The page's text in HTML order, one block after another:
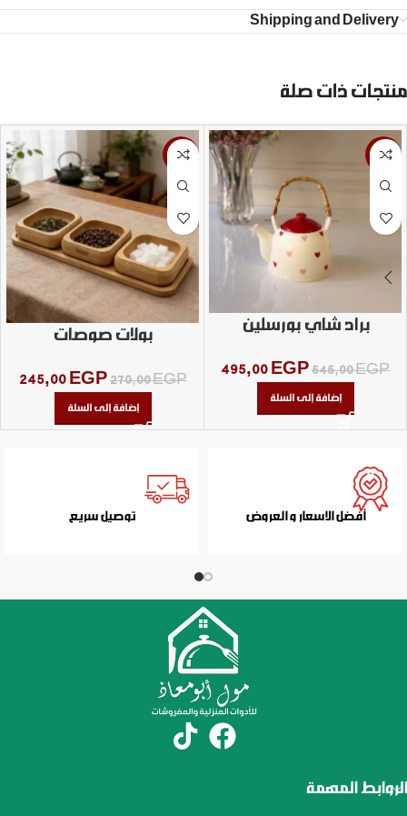
Shipping and Delivery
منتجات ذات صلة
-9%
براد شاي بورسلين
545,00EGP
495,00 EGP
إضافة إلى السلة
-9%
بولات صوصات
270,00EGP
245,00 EGP
إضافة إلى السلة
أفضل الاسعار و العروض توصيل سريع
الروابط المهمة